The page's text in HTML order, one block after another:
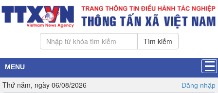
Tìm kiếm
MENU
Thứ năm, ngày 06/08/2026 Đăng nhập